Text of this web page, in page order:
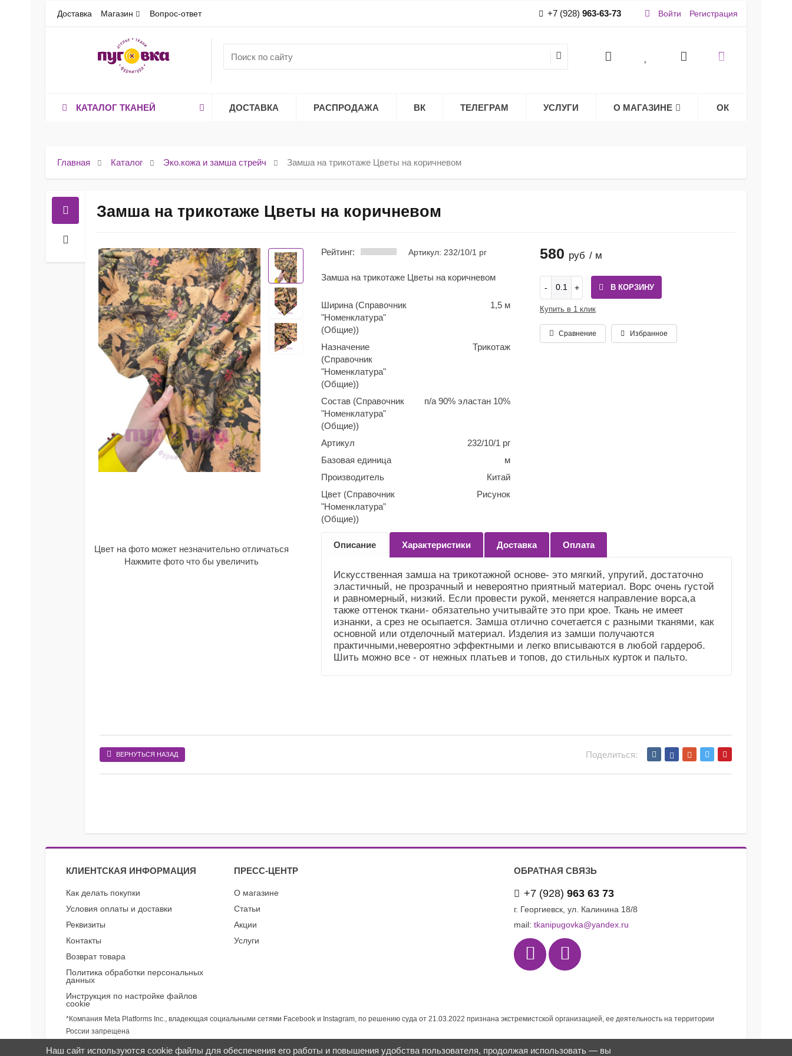
Доставка Магазин Вопрос-ответ +7 (928) 963-63-73 Войти Регистрация
КАТАЛОГ ТКАНЕЙ ДОСТАВКА РАСПРОДАЖА ВК ТЕЛЕГРАМ УСЛУГИ О МАГАЗИНЕ ОК
Главная Каталог Эко.кожа и замша стрейч Замша на трикотаже Цветы на коричневом
Замша на трикотаже Цветы на коричневом
Цвет на фото может незначительно отличаться
Нажмите фото что бы увеличить
Рейтинг: Артикул: 232/10/1 рг
Замша на трикотаже Цветы на коричневом
Ширина (Справочник
"Номенклатура"
(Общие))
1,5 м
Назначение
(Справочник
"Номенклатура"
(Общие))
Трикотаж
Состав (Справочник
"Номенклатура"
(Общие))
п/а 90% эластан 10%
Артикул
232/10/1 рг
Базовая единица
м
Производитель
Китай
Цвет (Справочник
"Номенклатура"
(Общие))
Рисунок
(Справочник
(Общие))
Усадка и уход
(Справочник
"Номенклатура"
(Общие))
Немного садится.
Рекомендуем сделать
ВТО. Деликатный уход
Плотность (Ткань) 320 гр.м.2
580 руб / м
В КОРЗИНУ
Купить в 1 клик
Сравнение Избранное
Описание Характеристики Доставка Оплата
Искусственная замша на трикотажной основе- это мягкий, упругий, достаточно
эластичный, не прозрачный и невероятно приятный материал. Ворс очень густой
и равномерный, низкий. Если провести рукой, меняется направление ворса,а
также оттенок ткани- обязательно учитывайте это при крое. Ткань не имеет
изнанки, а срез не осыпается. Замша отлично сочетается с разными тканями, как
основной или отделочный материал. Изделия из замши получаются
практичными,невероятно эффектными и легко вписываются в любой гардероб.
Шить можно все - от нежных платьев и топов, до стильных курток и пальто.
ВЕРНУТЬСЯ НАЗАД Поделиться:
КЛИЕНТСКАЯ ИНФОРМАЦИЯ ПРЕСС-ЦЕНТР ОБРАТНАЯ СВЯЗЬ
Как делать покупки
Условия оплаты и доставки
Реквизиты
Контакты
Возврат товара
Политика обработки персональных
данных
Инструкция по настройке файлов
cookie
О магазине
Статьи
Акции
Услуги
+7 (928) 963 63 73
г. Георгиевск, ул. Калинина 18/8
mail: tkanipugovka@yandex.ru
*Компания Meta Platforms Inc., владеющая социальными сетями Facebook и Instagram, по решению суда от 21.03.2022 признана экстремистской организацией, ее деятельность на территории
России запрещена
Наш сайт используются cookie файлы для обеспечения его работы и повышения удобства пользователя, продолжая использовать — вы